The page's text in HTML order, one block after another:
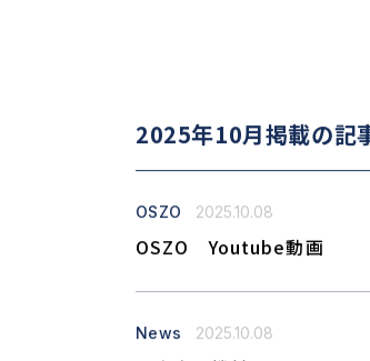
2025年10月掲載の記
OSZO 2025.10.08
OSZO Youtube動画
News 2025.10.08